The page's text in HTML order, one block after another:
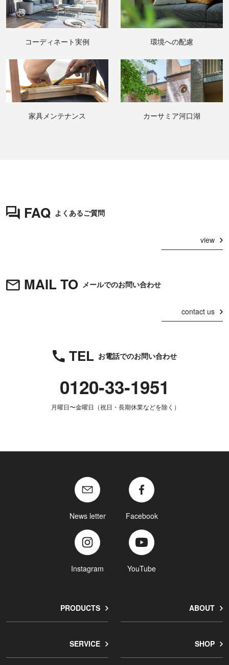
コーディネート実例 環境への配慮
家具メンテナンス カーサミア河口湖
FAQ よくあるご質問
view
MAIL TO メールでのお問い合わせ
contact us
TEL お電話でのお問い合わせ
0120-33-1951
月曜日〜金曜日（祝日・長期休業などを除く）
News letter Facebook
Instagram YouTube
PRODUCTS ABOUT
SERVICE SHOP